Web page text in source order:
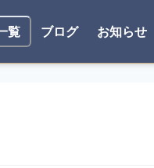
覧 ブログ お知らせ